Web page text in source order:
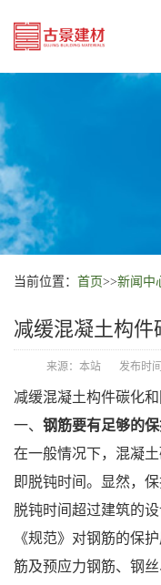
当前位置： 首页>>新闻中
减缓混凝土构
来源：本站 发布时
减缓混凝土构件碳化
一、 钢筋要有足够的
在一般情况下，混凝
即脱钝时间。显然，
脱钝时间超过建筑的
《规范》对钢筋的保
筋及预应力钢筋、钢